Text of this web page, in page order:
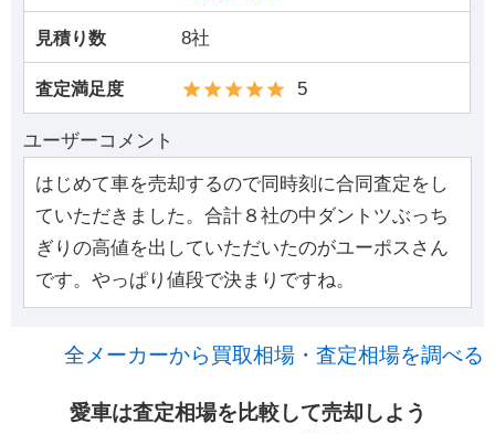
見積り数 8社
査定満足度 5
ユーザーコメント
はじめて車を売却するので同時刻に合同査定をし
ていただきました。合計８社の中ダントツぶっち
ぎりの高値を出していただいたのがユーポスさん
です。やっぱり値段で決まりですね。
全メーカーから買取相場・査定相場を調べる
愛車は査定相場を比較して売却しよう